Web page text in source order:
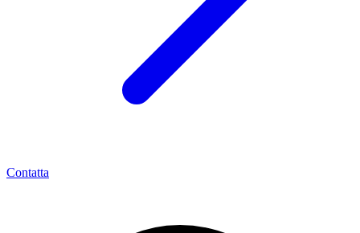
Contatta